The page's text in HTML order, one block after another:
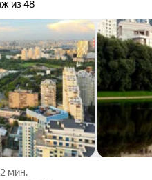
из 48
мин.